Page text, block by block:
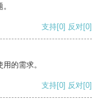
支持[0] 反对[0]
的需求。
支持[0] 反对[0]